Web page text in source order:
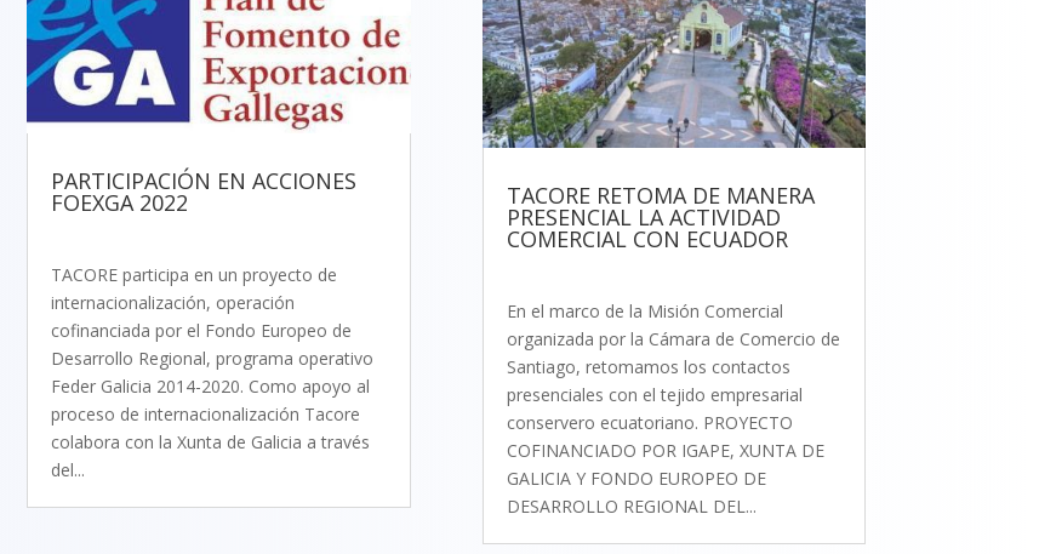
PARTICIPACIÓN EN ACCIONES
FOEXGA 2022
TACORE participa en un proyecto de
internacionalización, operación
cofinanciada por el Fondo Europeo de
Desarrollo Regional, programa operativo
Feder Galicia 2014-2020. Como apoyo al
proceso de internacionalización Tacore
colabora con la Xunta de Galicia a través
del...
TACORE RETOMA DE MANERA
PRESENCIAL LA ACTIVIDAD
COMERCIAL CON ECUADOR
En el marco de la Misión Comercial
organizada por la Cámara de Comercio de
Santiago, retomamos los contactos
presenciales con el tejido empresarial
conservero ecuatoriano. PROYECTO
COFINANCIADO POR IGAPE, XUNTA DE
GALICIA Y FONDO EUROPEO DE
DESARROLLO REGIONAL DEL...